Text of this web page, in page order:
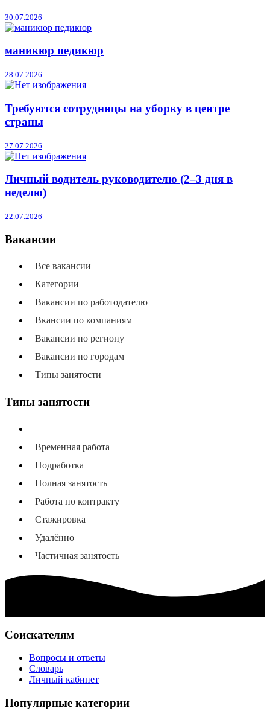
30.07.2026
маникюр педикюр
28.07.2026
Требуются сотрудницы на уборку в центре
страны
27.07.2026
Личный водитель руководителю (2–3 дня в
неделю)
22.07.2026
Вакансии
Все вакансии
Категории
Вакансии по работодателю
Вкансии по компаниям
Вакансии по региону
Вакансии по городам
Типы занятости
Типы занятости
Временная работа
Подработка
Полная занятость
Работа по контракту
Стажировка
Удалённо
Частичная занятость
Соискателям
Вопросы и ответы
Словарь
Личный кабинет
Популярные категории